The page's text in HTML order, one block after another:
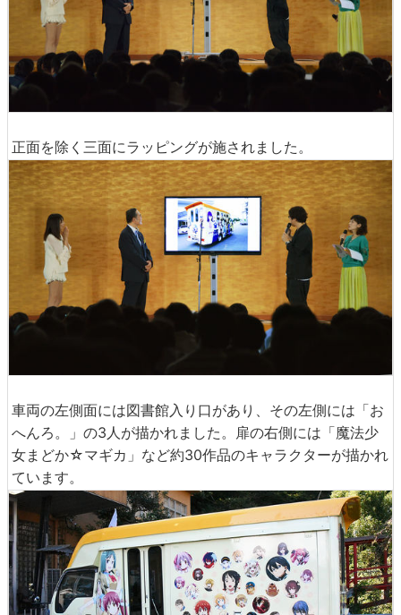
正面を除く三面にラッピングが施されました。
車両の左側面には図書館入り口があり、その左側には「お
へんろ。」の3人が描かれました。扉の右側には「魔法少
女まどか☆マギカ」など約30作品のキャラクターが描かれ
ています。